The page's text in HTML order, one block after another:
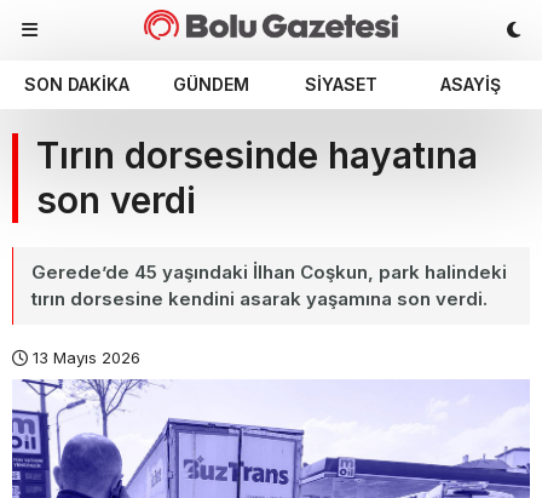
SON DAKIKA GÜNDEM SIYASET ASAYIŞ
Tırın dorsesinde hayatına
son verdi
Gerede’de 45 yaşındaki İlhan Coşkun, park halindeki
tırın dorsesine kendini asarak yaşamına son verdi.
13 Mayıs 2026